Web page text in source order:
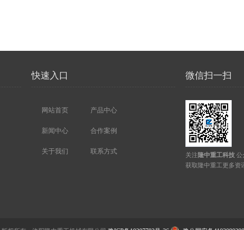
快速入口
网站首页 产品中心
新闻中心 合作案例
关于我们 联系方式
微信扫一扫
关注 隆中重工科技 公
获取隆中重工更多资